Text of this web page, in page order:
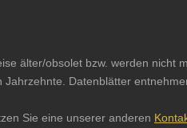
älter/obsolet bzw. werden nicht
Datenblätter
Sie eine unserer anderen